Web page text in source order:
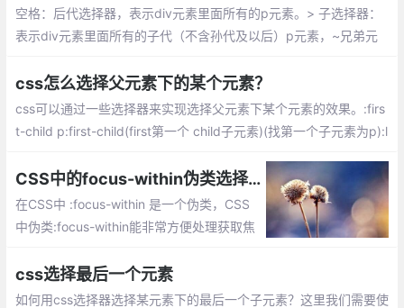
空格：后代选择器，表示div元素里面所有的p元素。> 子选择器：
表示div元素里面所有的子代（不含孙代及以后）p元素，~兄弟元
css怎么选择父元素下的某个元素？
css可以通过一些选择器来实现选择父元素下某个元素的效果。:firs
t-child p:first-child(first第一个 child子元素)(找第一个子元素为p):l
为p)
CSS中的focus-within伪类选择器
在CSS中 :focus-within 是一个伪类，CSS
中伪类:focus-within能非常方便处理获取焦
时，:focus-within伪类的元素就会有效。
css选择最后一个元素
如何用css选择器选择某元素下的最后一个子元素？这里我们需要使